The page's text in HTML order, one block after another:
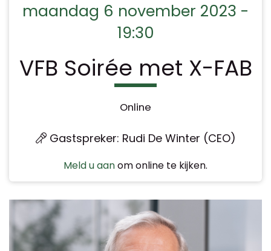
maandag 6 november 2023 -
19:30
VFB Soirée met X-FAB
Online
Gastspreker: Rudi De Winter (CEO)
Meld u aanom online te kijken.